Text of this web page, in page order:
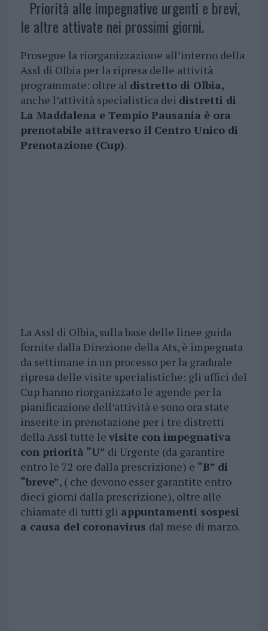
Priorità alle impegnative urgenti e brevi,
le altre attivate nei prossimi giorni.
Prosegue la riorganizzazione all’interno della
Assl di Olbia per la ripresa delle attività
programmate: oltre al distretto di Olbia,
anche l’attività specialistica dei distretti di
La Maddalena e Tempio Pausania è ora
prenotabile attraverso il Centro Unico di
Prenotazione (Cup).
La Assl di Olbia, sulla base delle linee guida
fornite dalla Direzione della Ats, è impegnata
da settimane in un processo per la graduale
ripresa delle visite specialistiche: gli uffici del
Cup hanno riorganizzato le agende per la
pianificazione dell’attività e sono ora state
inserite in prenotazione per i tre distretti
della Assl tutte le visite con impegnativa
con priorità “U” di Urgente (da garantire
entro le 72 ore dalla prescrizione) e “B” di
“breve”, ( che devono esser garantite entro
dieci giorni dalla prescrizione), oltre alle
chiamate di tutti gli appuntamenti sospesi
a causa del coronavirus dal mese di marzo.